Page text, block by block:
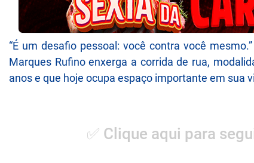
“É um desafio pessoal: você contra você
Marques Rufino enxerga a corrida de rua,
anos e que hoje ocupa espaço importante em sua
✅ Clique aqui para